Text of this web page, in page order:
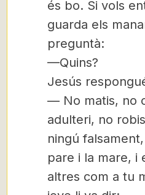
és bo. Si vols
guarda els
preguntà:
—Quins?
Jesús
— No matis, no
adulteri, no
ningú falsament,
pare i la mare, i
altres com a tu